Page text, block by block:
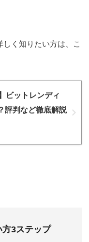
く知りたい方は、こ
ビットレンディ
評判など徹底解説
方3ステップ